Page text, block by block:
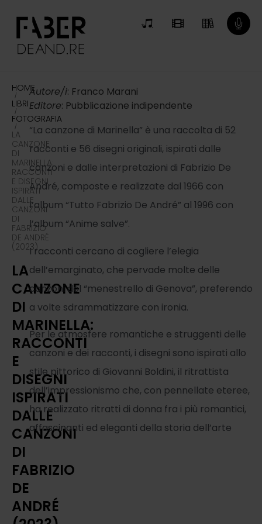
HOME
/
LIBRI
/
FOTOGRAFIA
/
LA
CANZONE
DI
MARINELLA:
RACCONTI
E DISEGNI
ISPIRATI
DALLE
CANZONI
DI
FABRIZIO
DE ANDRÉ
(2023)
LA
CANZONE
DI
MARINELLA:
RACCONTI
E
DISEGNI
ISPIRATI
DALLE
CANZONI
DI
FABRIZIO
DE
ANDRÉ
Autore/i: Franco Marani
Editore: Pubblicazione indipendente
“La canzone di Marinella” è una raccolta di 52
racconti e 56 disegni originali, ispirati dalle
canzoni e dalle interpretazioni di Fabrizio De
André, composte e realizzate dal 1966 con
l’album “Tutto Fabrizio De André” al 1996 con
l’album “Anime salve”.
I racconti cercano di cogliere l’elegia
dell’emarginato, che pervade molte delle
canzoni del “menestrello di Genova”, preferendo
a volte sdrammatizzare con ironia.
Per le atmosfere romantiche e struggenti delle
canzoni e dei racconti, i disegni sono ispirati allo
stile pittorico di Giovanni Boldini, il ritrattista
dell’impressionismo che, con pennellate eteree,
ha realizzato ritratti di donna fra i più romantici,
affascinanti ed eleganti della storia dell’arte